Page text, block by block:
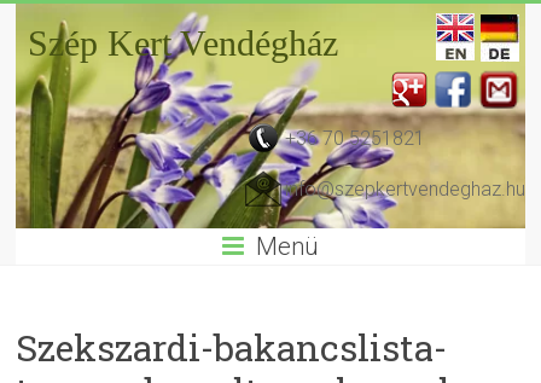
Szép Kert Vendégház
+36 70 5251821
info@szepkertvendeghaz.hu
Menü
Szekszardi-bakancslista-